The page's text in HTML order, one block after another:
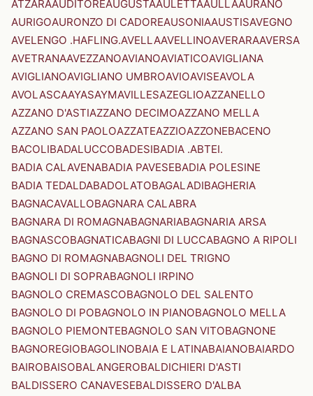
ATZARAAUDITOREAUGUSTAAULETTAAULLAAURANO
AURIGOAURONZO DI CADOREAUSONIAAUSTISAVEGNO
AVELENGO .HAFLING.AVELLAAVELLINOAVERARAAVERSA
AVETRANAAVEZZANOAVIANOAVIATICOAVIGLIANA
AVIGLIANOAVIGLIANO UMBROAVIOAVISEAVOLA
AVOLASCAAYASAYMAVILLESAZEGLIOAZZANELLO
AZZANO D'ASTIAZZANO DECIMOAZZANO MELLA
AZZANO SAN PAOLOAZZATEAZZIOAZZONEBACENO
BACOLIBADALUCCOBADESIBADIA .ABTEI.
BADIA CALAVENABADIA PAVESEBADIA POLESINE
BADIA TEDALDABADOLATOBAGALADIBAGHERIA
BAGNACAVALLOBAGNARA CALABRA
BAGNARA DI ROMAGNABAGNARIABAGNARIA ARSA
BAGNASCOBAGNATICABAGNI DI LUCCABAGNO A RIPOLI
BAGNO DI ROMAGNABAGNOLI DEL TRIGNO
BAGNOLI DI SOPRABAGNOLI IRPINO
BAGNOLO CREMASCOBAGNOLO DEL SALENTO
BAGNOLO DI POBAGNOLO IN PIANOBAGNOLO MELLA
BAGNOLO PIEMONTEBAGNOLO SAN VITOBAGNONE
BAGNOREGIOBAGOLINOBAIA E LATINABAIANOBAIARDO
BAIROBAISOBALANGEROBALDICHIERI D'ASTI
BALDISSERO CANAVESEBALDISSERO D'ALBA